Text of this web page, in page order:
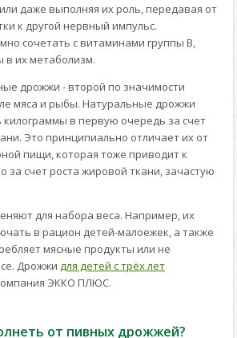
даже выполняя их роль, передавая от
к другой нервный импульс.
сочетать с витаминами группы В,
их метаболизм.
дрожжи - второй по значимости
мяса и рыбы. Натуральные дрожжи
в первую очередь за счет
Это принципиально отличает их от
пищи, которая тоже приводит к
за счет роста жировой ткани, зачастую
для набора веса. Например, их
в рацион детей-малоежек, а также
мясные продукты или не
Дрожжи для детей с трёх лет
ЭККО ПЛЮС.
от пивных дрожжей?